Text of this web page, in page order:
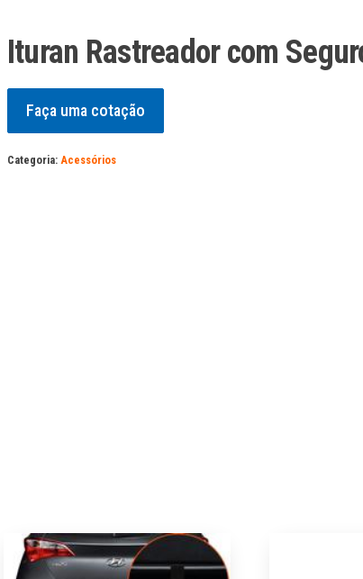
Ituran Rastreador com
Faça uma cotação
Categoria: Acessórios